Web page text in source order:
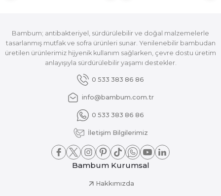
Bambum; antibakteriyel, sürdürülebilir ve doğal malzemelerle
tasarlanmış mutfak ve sofra ürünleri sunar. Yenilenebilir bambudan
üretilen ürünlerimiz hijyenik kullanım sağlarken, çevre dostu üretim
anlayışıyla sürdürülebilir yaşamı destekler.
0 533 383 86 86
info@bambum.com.tr
0 533 383 86 86
İletişim Bilgilerimiz
Bambum Kurumsal
Hakkımızda